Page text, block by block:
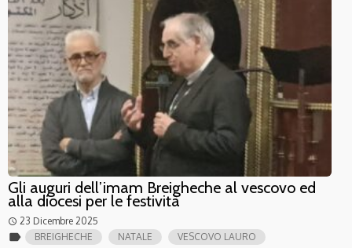
Gli auguri dell’imam Breigheche al vescovo ed
alla diocesi per le festività
access_time 23 Dicembre 2025
label BREIGHECHE NATALE VESCOVO LAURO